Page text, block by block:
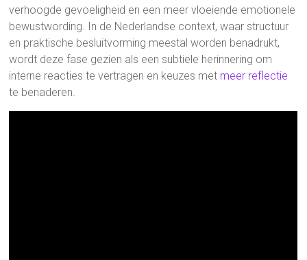
verhoogde gevoeligheid en een meer vloeiende emotionele
bewustwording. In de Nederlandse context, waar structuur
en praktische besluitvorming meestal worden benadrukt,
wordt deze fase gezien als een subtiele herinnering om
interne reacties te vertragen en keuzes met meer reflectie
te benaderen.